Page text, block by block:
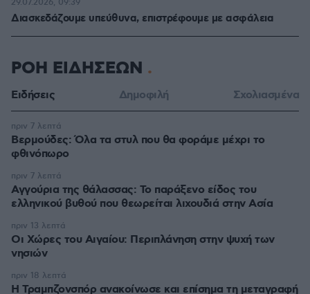
Διασκεδάζουμε υπεύθυνα, επιστρέφουμε με ασφάλεια
29.07.2026, 09:39
ΡΟΗ ΕΙΔΗΣΕΩΝ
Ειδήσεις Δημοφιλή Σχολιασμένα
Βερμούδες: Όλα τα στυλ που θα φοράμε μέχρι το
φθινόπωρο
πριν 7 λεπτά
Αγγούρια της θάλασσας: Το παράξενο είδος του
ελληνικού βυθού που θεωρείται λιχουδιά στην Ασία
πριν 7 λεπτά
Οι Xώρες του Αιγαίου: Περιπλάνηση στην ψυχή των
νησιών
πριν 13 λεπτά
Η Τραμπζονσπόρ ανακοίνωσε και επίσημα τη μεταγραφή
πριν 18 λεπτά